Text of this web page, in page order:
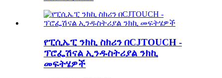
የፒሲኤፒ ንክኪ ስክሪን በCJTOUCH -
ፕሮፌሽናል ኢንዱስትሪያል ንክኪ
መፍትሄዎች